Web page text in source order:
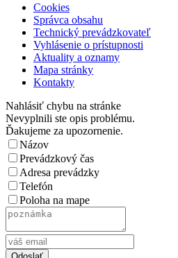
Cookies
Správca obsahu
Technický prevádzkovateľ
Vyhlásenie o prístupnosti
Aktuality a oznamy
Mapa stránky
Kontakty
Nahlásiť chybu na stránke
Nevyplnili ste opis problému.
Ďakujeme za upozornenie.
Názov
Prevádzkový čas
Adresa prevádzky
Telefón
Poloha na mape